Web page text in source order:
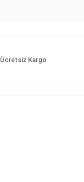
Ücretsiz Kargo